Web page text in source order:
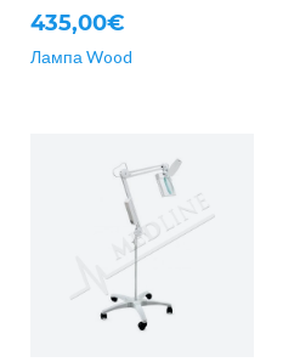
435,00€
Лампа Wood